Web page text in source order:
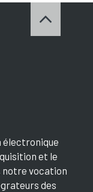
électronique
et le
notre vocation
des